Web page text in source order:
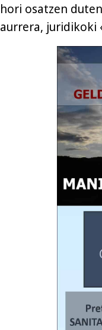
hori osatzen
aurrera, juridikoki